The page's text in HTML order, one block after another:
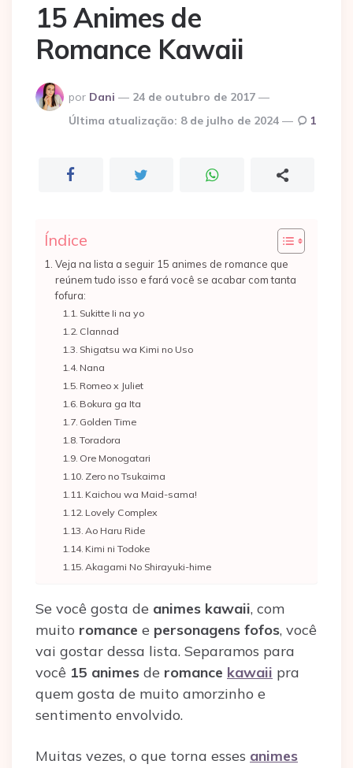
15 Animes de
Romance Kawaii
Postado
por
por Dani
24 de outubro de 2017
Última atualização: 8 de julho de 2024 1
Índice
Veja na lista a seguir 15 animes de romance que
reúnem tudo isso e fará você se acabar com tanta
fofura:
Sukitte Ii na yo
Clannad
Shigatsu wa Kimi no Uso
Nana
Romeo x Juliet
Bokura ga Ita
Golden Time
Toradora
Ore Monogatari
Zero no Tsukaima
Kaichou wa Maid-sama!
Lovely Complex
Ao Haru Ride
Kimi ni Todoke
Akagami No Shirayuki-hime
Se você gosta de animes kawaii, com
muito romance e personagens fofos, você
vai gostar dessa lista. Separamos para
você 15 animes de romance kawaii pra
quem gosta de muito amorzinho e
sentimento envolvido.
Muitas vezes, o que torna esses animes